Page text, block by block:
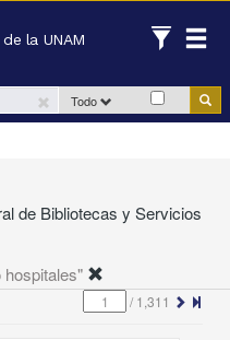
la UNAM
Todo
de Bibliotecas y Servicios
/1,311